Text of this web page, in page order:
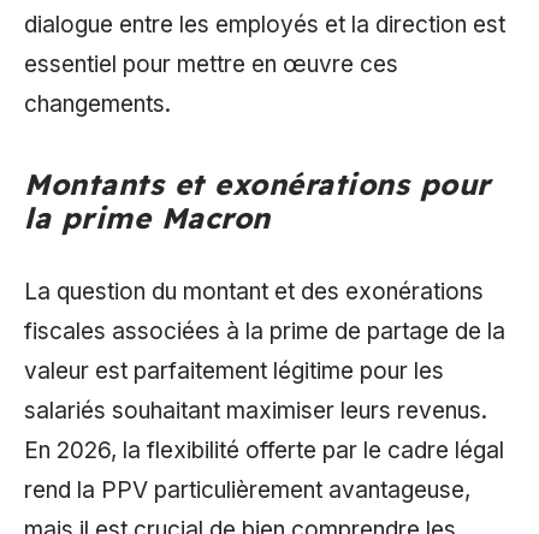
dialogue entre les employés et la direction est
essentiel pour mettre en œuvre ces
changements.
Montants et exonérations pour
la prime Macron
La question du montant et des exonérations
fiscales associées à la prime de partage de la
valeur est parfaitement légitime pour les
salariés souhaitant maximiser leurs revenus.
En 2026, la flexibilité offerte par le cadre légal
rend la PPV particulièrement avantageuse,